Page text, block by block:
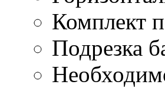
Комплект
Подрезка